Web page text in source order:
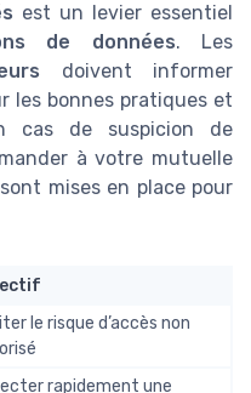
est un levier essentiel
de données. Les
doivent informer
les bonnes pratiques et
cas de suspicion de
à votre mutuelle
sont mises en place pour
le risque d’accès non
rapidement une